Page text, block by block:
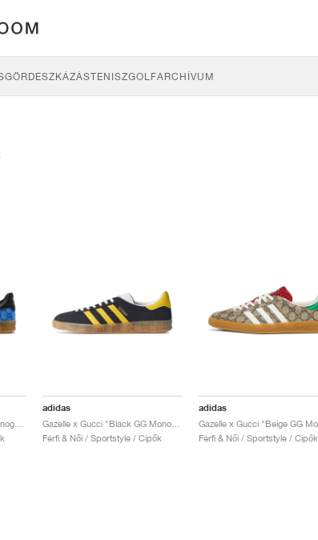
GÖRDESZKÁZÁSTENISZGOLFARCHÍVUM
Gazelle x Gucci "Blue GG Monogram"
adidas
Gazelle x Gucci "Black GG Monogram"
Férfi & Női / Sportstyle / Cipők
adidas
Férfi & Női / Sportstyle / Cipők